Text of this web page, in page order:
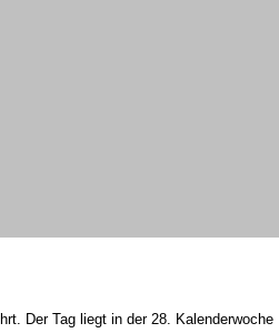
Der Tag liegt in der 28. Kalenderwoche